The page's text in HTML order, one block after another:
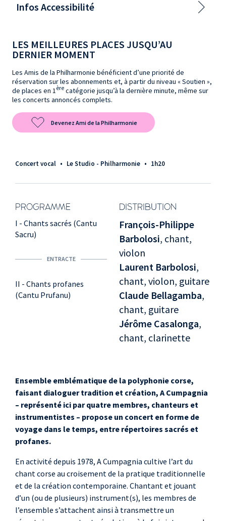
Concert vocal • Le Studio - Philharmonie • 1h20
PROGRAMME DISTRIBUTION
I - Chants sacrés (Cantu
Sacru)
ENTRACTE
II - Chants profanes
(Cantu Prufanu)
François-Philippe
Barbolosi, chant,
violon
Laurent Barbolosi,
chant, violon, guitare
Claude Bellagamba,
chant, guitare
Jérôme Casalonga,
chant, clarinette
Ensemble emblématique de la polyphonie corse,
faisant dialoguer tradition et création, A Cumpagnia
– représenté ici par quatre membres, chanteurs et
instrumentistes – propose un concert en forme de
voyage dans le temps, entre répertoires sacrés et
profanes.
En activité depuis 1978, A Cumpagnia cultive l’art du
chant corse au croisement de la pratique traditionnelle
et de la création contemporaine. Chantant et jouant
d’un (ou de plusieurs) instrument(s), les membres de
l’ensemble s’attachent ainsi à transmettre un
Infos Accessibilité
LES MEILLEURES PLACES JUSQU’AU
DERNIER MOMENT
Les Amis de la Philharmonie bénéficient d’une priorité de
réservation sur les abonnements et, à partir du niveau « Soutien »,
de places en 1ère catégorie jusqu’à la dernière minute, même sur
les concerts annoncés complets.
Devenez Ami de la Philharmonie